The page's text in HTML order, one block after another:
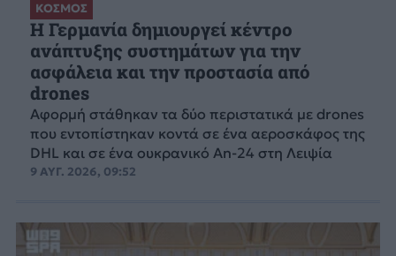
ΚΟΣΜΟΣ
Η Γερμανία δημιουργεί κέντρο
ανάπτυξης συστημάτων για την
ασφάλεια και την προστασία από
drones
Αφορμή στάθηκαν τα δύο περιστατικά με drones
που εντοπίστηκαν κοντά σε ένα αεροσκάφος της
DHL και σε ένα ουκρανικό An-24 στη Λειψία
9 ΑΥΓ. 2026, 09:52